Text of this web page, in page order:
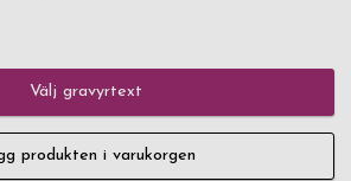
Välj gravyrtext
produkten i varukorgen